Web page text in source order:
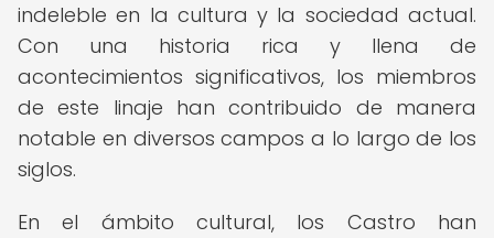
indeleble en la cultura y la sociedad actual.
Con una historia rica y llena de
acontecimientos significativos, los miembros
de este linaje han contribuido de manera
notable en diversos campos a lo largo de los
siglos.
En el ámbito cultural, los Castro han